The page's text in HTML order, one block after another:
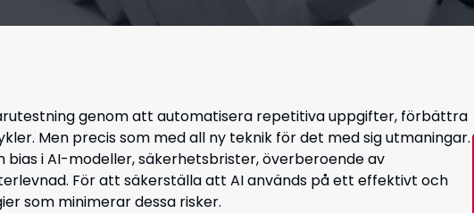
genom att automatisera repetitiva uppgifter, förbättra
Men precis som med all ny teknik för det med sig utmaningar.
bias i AI-modeller, säkerhetsbrister, överberoende av
För att säkerställa att AI används på ett effektivt och
som minimerar dessa risker.